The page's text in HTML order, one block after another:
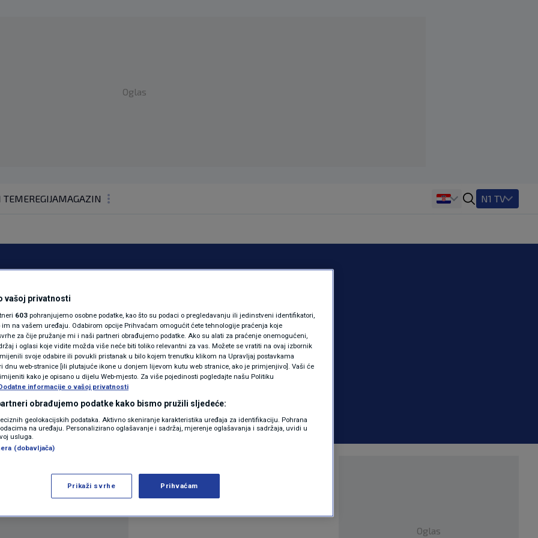
Oglas
TEMEREGIJAMAGAZIN
KOLUMNE
N1(DIS)INFO
FOTO
VIDEO
N1 TV
ponajveću stopu
ohrabrujuće
je Državni zavod za statisku. A prvu procjenu komentirao
Oglas
vašoj privatnosti
603 pohranjujemo osobne podatke, kao što su podaci o pregledavanju ili jedinstveni identifikatori,
na vašem uređaju. Odabirom opcije Prihvaćam omogućit ćete tehnologije praćenja koje
za čije pružanje mi i naši partneri obrađujemo podatke. Ako su alati za praćenje onemogućeni,
i oglasi koje vidite možda više neće biti toliko relevantni za vas. Možete se vratiti na ovaj izbornik
svoje odabire ili povukli pristanak u bilo kojem trenutku klikom na Upravljaj postavkama
dnu web-stranice [ili plutajuće ikone u donjem lijevom kutu web stranice, ako je primjenjivo]. Vaši će
kako je opisano u dijelu Web-mjesto. Za više pojedinosti pogledajte našu Politiku
informacije o vašoj privatnosti
obrađujemo podatke kako bismo pružili sljedeće:
geolokacijskih podataka. Aktivno skeniranje karakteristika uređaja za identifikaciju. Pohrana
na uređaju. Personalizirano oglašavanje i sadržaj, mjerenje oglašavanja i sadržaja, uvidi u
usluga.
(dobavljača)
Prikaži svrhe Prihvaćam